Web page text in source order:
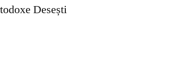
Desești